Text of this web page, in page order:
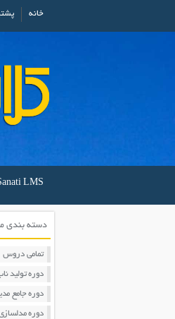
خانه
LMS
دسته بندی
تمامی دروس
دوره تولید
دوره جامع
دوره